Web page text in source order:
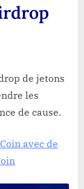
de jetons
les
de cause.
avec de